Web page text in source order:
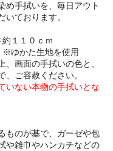
め手拭いを、毎日アウト
いております。
１１０ｃｍ
ゆかた生地を使用
画面の手拭いの色と、
ご容赦ください。
いない本物の手拭いとな
ものが基で、ガーゼや包
や雑巾やハンカチなどの